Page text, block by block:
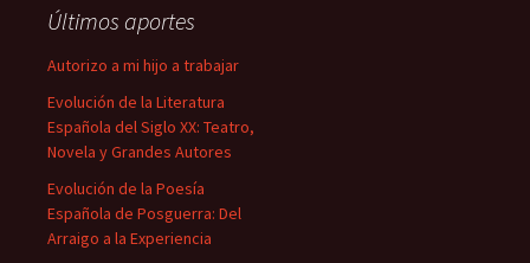
Últimos aportes
Autorizo a mi hijo a trabajar
Evolución de la Literatura
Española del Siglo XX: Teatro,
Novela y Grandes Autores
Evolución de la Poesía
Española de Posguerra: Del
Arraigo a la Experiencia